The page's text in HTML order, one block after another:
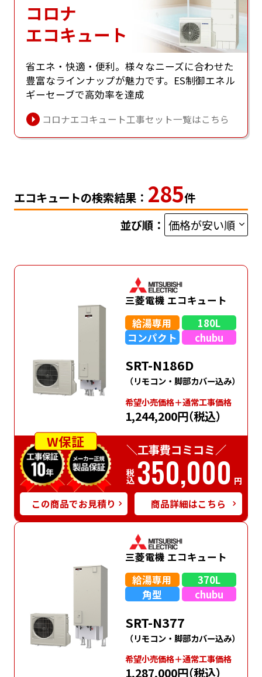
コロナ
エコキュート
省エネ・快適・便利。様々なニーズに合わせた
豊富なラインナップが魅⼒です。ES制御エネル
ギーセーブで⾼効率を達成
コロナエコキュート工事セット一覧はこちら
エコキュートの検索結果： 285件
並び順：
三菱電機 エコキュート
給湯専用
180L
コンパクト
chubu
SRT-N186D
（リモコン・脚部カバー込み）
希望⼩売価格＋通常⼯事価格
1,244,200円（税込）
W保証
＼工事費コミコミ／
税込 350,000 円
この商品でお見積り 商品詳細はこちら
三菱電機 エコキュート
給湯専用
370L
角型
chubu
SRT-N377
（リモコン・脚部カバー込み）
希望⼩売価格＋通常⼯事価格
1,287,000円（税込）